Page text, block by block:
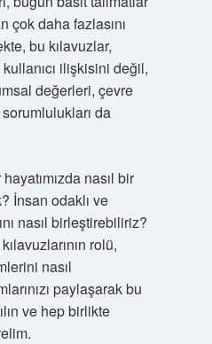
çok daha fazlasını
bu kılavuzlar,
ilişkisini değil,
değerleri, çevre
da
nasıl bir
İnsan odaklı ve
nasıl birleştirebiliriz?
rolü,
nasıl
paylaşarak bu
ve hep birlikte